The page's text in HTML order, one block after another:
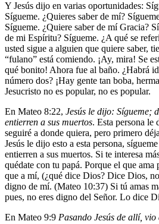
Y Jesús dijo en varias oportunidades:
Sígueme. ¿Quieres saber de mí?
Sígueme. ¿Quiere saber de mí Gracia?
de mi Espíritu? Sígueme. ¿A qué se
usted sigue a alguien que quiere saber,
“fulano” está comiendo. ¡Ay, mira! Se
qué bonito! Ahora fue al baño. ¿Habrá
número dos? ¡Hay gente tan boba,
Jesucristo no es popular, no es popular.
En Mateo 8:22, Jesús le dijo: Sígueme;
entierren a sus muertos. Esta persona le
seguiré a donde quiera, pero primero
Jesús le dijo esto a esta persona,
entierren a sus muertos. Si te interesa
quédate con tu papá. Porque el que ama
que a mí, (¿qué dice Dios? Dice Dios,
digno de mí. (Mateo 10:37) Si tú amas
pues, no eres digno del Señor. Lo dice
En Mateo 9:9 Pasando Jesús de allí,